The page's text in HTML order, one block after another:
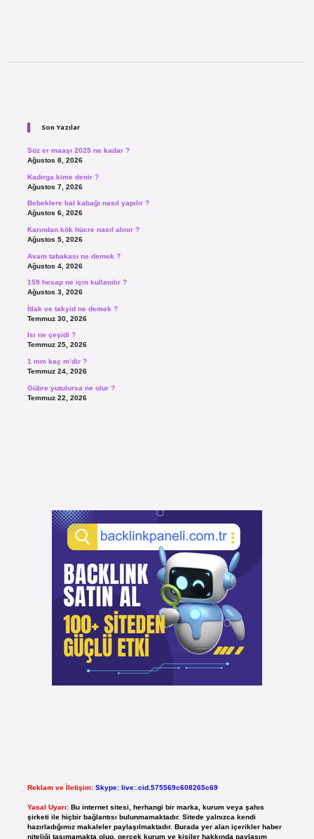
Son Yazılar
Söz er maaşı 2025 ne kadar ?
Ağustos 8, 2026
Kadırga kime denir ?
Ağustos 7, 2026
Bebeklere bal kabağı nasıl yapılır ?
Ağustos 6, 2026
Karından kök hücre nasıl alınır ?
Ağustos 5, 2026
Avam tabakası ne demek ?
Ağustos 4, 2026
159 hesap ne için kullanılır ?
Ağustos 3, 2026
İtlak ve takyid ne demek ?
Temmuz 30, 2026
Isı ne çeşidi ?
Temmuz 25, 2026
1 mm kaç m’dir ?
Temmuz 24, 2026
Gübre yutulursa ne olur ?
Temmuz 22, 2026
Reklam ve İletişim: Skype: live:.cid.575569c608265c69
Yasal Uyarı: Bu internet sitesi, herhangi bir marka, kurum veya şahıs
şirketi ile hiçbir bağlantısı bulunmamaktadır. Sitede yalnızca kendi
hazırladığımız makaleler paylaşılmaktadır. Burada yer alan içerikler haber
niteliği taşımamakta olup, gerçek kurum ve kişiler hakkında paylaşım